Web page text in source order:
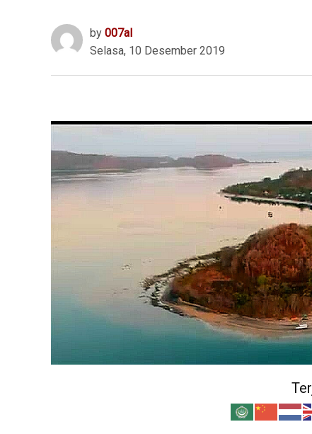
by 007al
Selasa, 10 Desember 2019